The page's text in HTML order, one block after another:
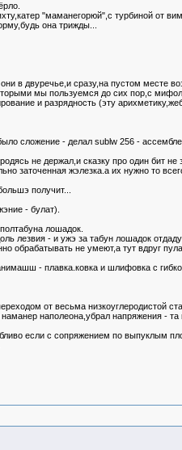
"маманегорюй",с турбиной от
она трижды...
двуречье,и сразу,на пустом месте
мы пользуемся до сих пор,с
и разрядность (эту
сложение - делал sublw 256 -
не держал,и сказку про один бит не
заточенная жэлезка.а их нужно то
получит...
- булат).
лошадок.
лезвия - и ужэ за табун лошадок
не умеют,а тут вдруг
- плавка.ковка и шлифовка с
от весьма низкоуглеродистой
наполеона,убрал напряжения -
если с сопряжением по выпуклым